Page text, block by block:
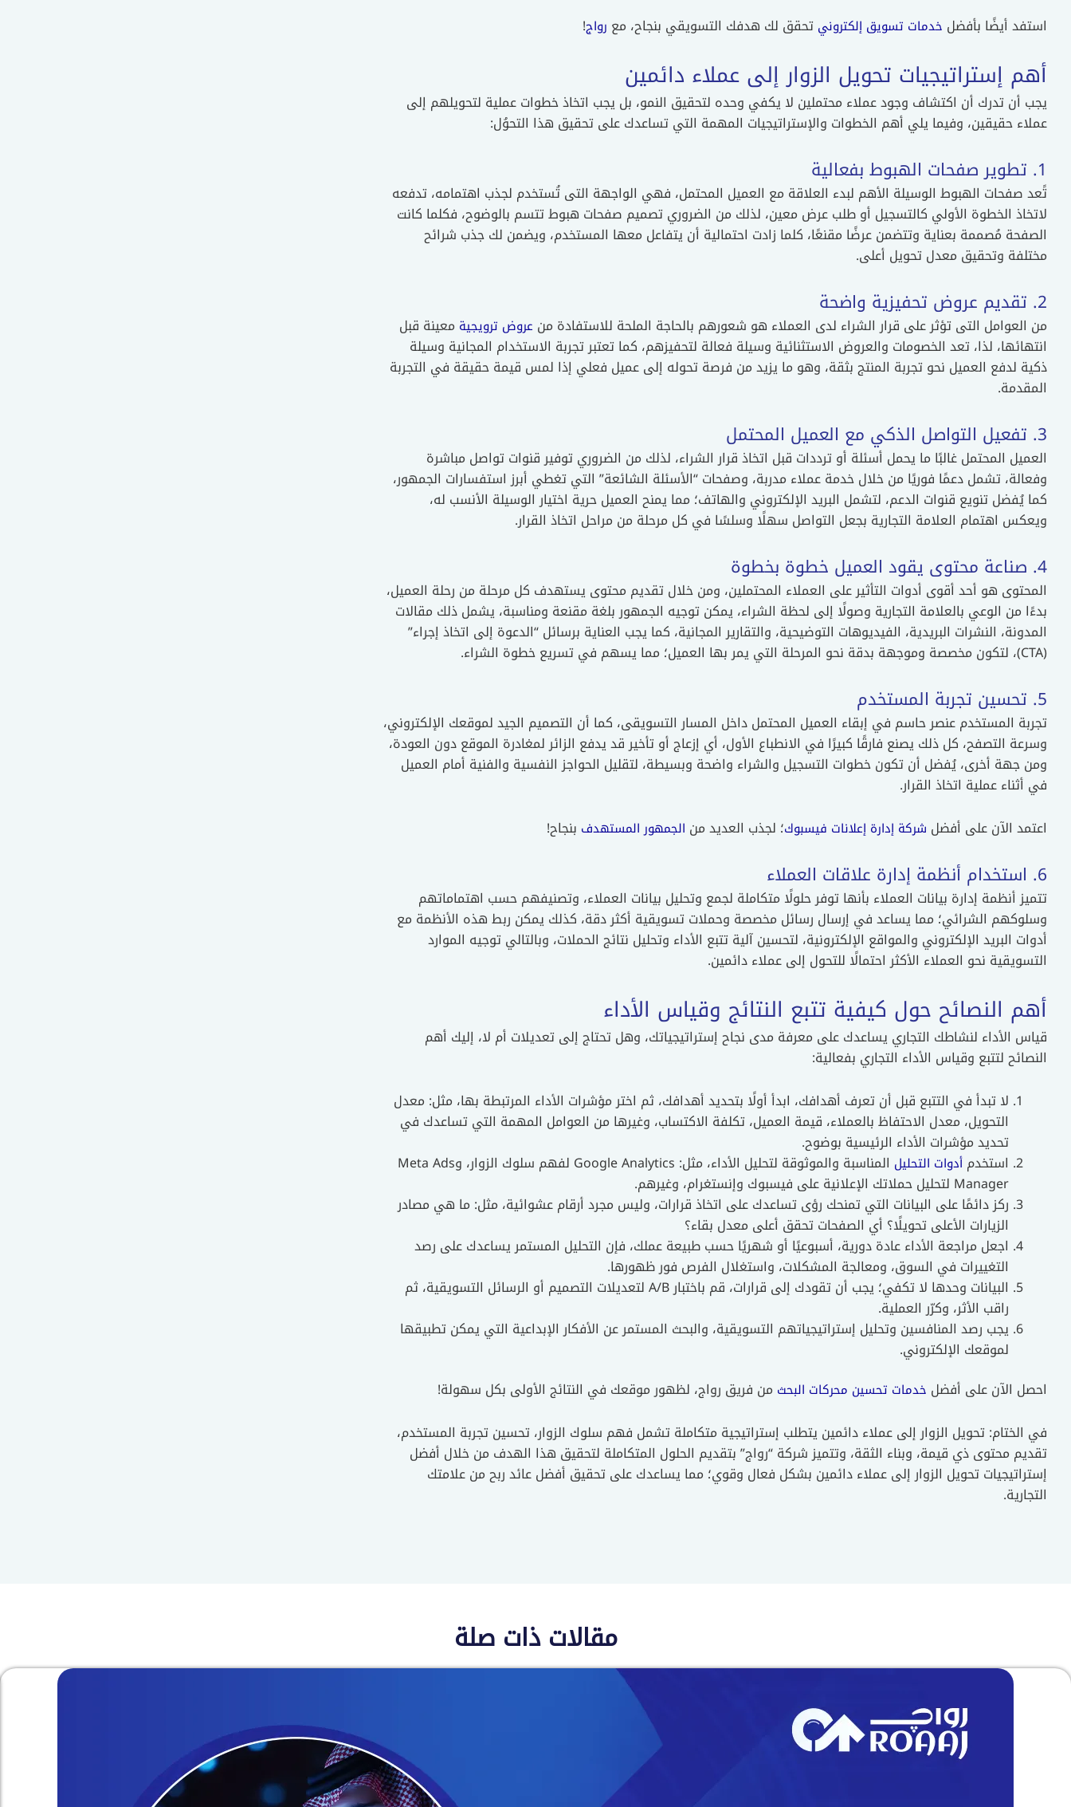
استفد أيضًا بأفضل خدمات تسويق إلكتروني تحقق لك هدفك التسويقي بنجاح، مع رواج!
أهم إستراتيجيات تحويل الزوار إلى عملاء دائمين
يجب أن تدرك أن اكتشاف وجود عملاء محتملين لا يكفي وحده لتحقيق النمو، بل يجب اتخاذ خطوات عملية لتحويلهم إلى
عملاء حقيقين، وفيما يلي أهم الخطوات والإستراتيجيات المهمة التي تساعدك على تحقيق هذا التحوُل:
1. تطوير صفحات الهبوط بفعالية
تًعد صفحات الهبوط الوسيلة الأهم لبدء العلاقة مع العميل المحتمل، فهي الواجهة التى تُستخدم لجذب اهتمامه، تدفعه
لاتخاذ الخطوة الأولي كالتسجيل أو طلب عرض معين، لذلك من الضروري تصميم صفحات هبوط تتسم بالوضوح، فكلما كانت
الصفحة مُصممة بعناية وتتضمن عرضًا مقنعًا، كلما زادت احتمالية أن يتفاعل معها المستخدم، ويضمن لك جذب شرائح
مختلفة وتحقيق معدل تحويل أعلى.
2. تقديم عروض تحفيزية واضحة
من العوامل التى تؤثر على قرار الشراء لدى العملاء هو شعورهم بالحاجة الملحة للاستفادة من عروض ترويجية معينة قبل
انتهائها، لذا، تعد الخصومات والعروض الاستثنائية وسيلة فعالة لتحفيزهم، كما تعتبر تجربة الاستخدام المجانية وسيلة
ذكية لدفع العميل نحو تجربة المنتج بثقة، وهو ما يزيد من فرصة تحوله إلى عميل فعلي إذا لمس قيمة حقيقة في التجربة
المقدمة.
3. تفعيل التواصل الذكي مع العميل المحتمل
العميل المحتمل غالبًا ما يحمل أسئلة أو ترددات قبل اتخاذ قرار الشراء، لذلك من الضروري توفير قنوات تواصل مباشرة
وفعالة، تشمل دعمًا فوريًا من خلال خدمة عملاء مدربة، وصفحات “الأسئلة الشائعة” التي تغطي أبرز استفسارات الجمهور،
كما يُفضل تنويع قنوات الدعم، لتشمل البريد الإلكتروني والهاتف؛ مما يمنح العميل حرية اختيار الوسيلة الأنسب له،
ويعكس اهتمام العلامة التجارية بجعل التواصل سهلًا وسلسًا في كل مرحلة من مراحل اتخاذ القرار.
4. صناعة محتوى يقود العميل خطوة بخطوة
المحتوى هو أحد أقوى أدوات التأثير على العملاء المحتملين، ومن خلال تقديم محتوى يستهدف كل مرحلة من رحلة العميل،
بدءًا من الوعي بالعلامة التجارية وصولًا إلى لحظة الشراء، يمكن توجيه الجمهور بلغة مقنعة ومناسبة، يشمل ذلك مقالات
المدونة، النشرات البريدية، الفيديوهات التوضيحية، والتقارير المجانية، كما يجب العناية برسائل “الدعوة إلى اتخاذ إجراء”
(CTA)، لتكون مخصصة وموجهة بدقة نحو المرحلة التي يمر بها العميل؛ مما يسهم في تسريع خطوة الشراء.
5. تحسين تجربة المستخدم
تجربة المستخدم عنصر حاسم في إبقاء العميل المحتمل داخل المسار التسويقى، كما أن التصميم الجيد لموقعك الإلكتروني،
وسرعة التصفح، كل ذلك يصنع فارقًا كبيرًا في الانطباع الأول، أي إزعاج أو تأخير قد يدفع الزائر لمغادرة الموقع دون العودة،
ومن جهة أخرى، يُفضل أن تكون خطوات التسجيل والشراء واضحة وبسيطة، لتقليل الحواجز النفسية والفنية أمام العميل
في أثناء عملية اتخاذ القرار.
اعتمد الآن على أفضل شركة إدارة إعلانات فيسبوك؛ لجذب العديد من الجمهور المستهدف بنجاح!
6. استخدام أنظمة إدارة علاقات العملاء
تتميز أنظمة إدارة بيانات العملاء بأنها توفر حلولًا متكاملة لجمع وتحليل بيانات العملاء، وتصنيفهم حسب اهتماماتهم
وسلوكهم الشرائي؛ مما يساعد في إرسال رسائل مخصصة وحملات تسويقية أكثر دقة، كذلك يمكن ربط هذه الأنظمة مع
أدوات البريد الإلكتروني والمواقع الإلكترونية، لتحسين آلية تتبع الأداء وتحليل نتائج الحملات، وبالتالي توجيه الموارد
التسويقية نحو العملاء الأكثر احتمالًا للتحول إلى عملاء دائمين.
أهم النصائح حول كيفية تتبع النتائج وقياس الأداء
قياس الأداء لنشاطك التجاري يساعدك على معرفة مدى نجاح إستراتيجياتك، وهل تحتاج إلى تعديلات أم لا، إليك أهم
النصائح لتتبع وقياس الأداء التجاري بفعالية:
لا تبدأ في التتبع قبل أن تعرف أهدافك، ابدأ أولًا بتحديد أهدافك، ثم اختر مؤشرات الأداء المرتبطة بها، مثل: معدل
التحويل، معدل الاحتفاظ بالعملاء، قيمة العميل، تكلفة الاكتساب، وغيرها من العوامل المهمة التي تساعدك في
تحديد مؤشرات الأداء الرئيسية بوضوح.
استخدم أدوات التحليل
المناسبة والموثوقة لتحليل الأداء، مثل: Google Analytics لفهم سلوك الزوار، وMeta Ads
Manager لتحليل حملاتك الإعلانية على فيسبوك وإنستغرام، وغيرهم.
ركز دائمًا على البيانات التي تمنحك رؤى تساعدك على اتخاذ قرارات، وليس مجرد أرقام عشوائية، مثل: ما هي مصادر
الزيارات الأعلى تحويلًا؟ أي الصفحات تحقق أعلى معدل بقاء؟
اجعل مراجعة الأداء عادة دورية، أسبوعيًا أو شهريًا حسب طبيعة عملك، فإن التحليل المستمر يساعدك على رصد
التغييرات في السوق، ومعالجة المشكلات، واستغلال الفرص فور ظهورها.
البيانات وحدها لا تكفي؛ يجب أن تقودك إلى قرارات، قم باختبار A/B لتعديلات التصميم أو الرسائل التسويقية، ثم
راقب الأثر، وكرّر العملية.
يجب رصد المنافسين وتحليل إستراتيجياتهم التسويقية، والبحث المستمر عن الأفكار الإبداعية التي يمكن تطبيقها
لموقعك الإلكتروني.
احصل الآن على أفضل خدمات تحسين محركات البحث من فريق رواج، لظهور موقعك في النتائج الأولى بكل سهولة!
في الختام: تحويل الزوار إلى عملاء دائمين يتطلب إستراتيجية متكاملة تشمل فهم سلوك الزوار، تحسين تجربة المستخدم،
تقديم محتوى ذي قيمة، وبناء الثقة، وتتميز شركة “رواج” بتقديم الحلول المتكاملة لتحقيق هذا الهدف من خلال أفضل
إستراتيجيات تحويل الزوار إلى عملاء دائمين بشكل فعال وقوي؛ مما يساعدك على تحقيق أفضل عائد ربح من علامتك
التجارية.
مقالات ذات صلة